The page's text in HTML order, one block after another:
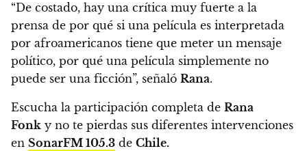
“De costado, hay una crítica muy fuerte a la
prensa de por qué si una película es interpretada
por afroamericanos tiene que meter un mensaje
político, por qué una película simplemente no
puede ser una ficción”, señaló Rana.
Escucha la participación completa de Rana
Fonk y no te pierdas sus diferentes intervenciones
en SonarFM 105.3 de Chile.